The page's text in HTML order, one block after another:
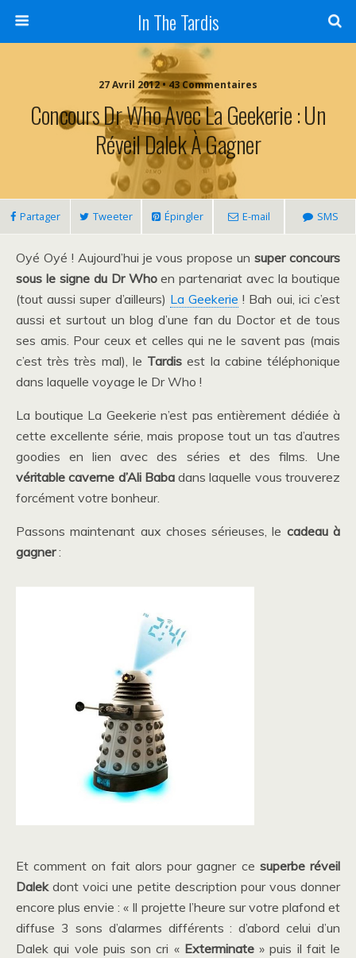
In The Tardis
27 Avril 2012 • 43 Commentaires
Concours Dr Who Avec La Geekerie : Un
Réveil Dalek À Gagner
Partager Tweeter Épingler E-mail SMS
Oyé Oyé ! Aujourd’hui je vous propose unsuper concours
sous le signe du Dr Whoen partenariat avec la boutique
(tout aussi super d’ailleurs) La Geekerie ! Bah oui, ici c’est
aussi et surtout un blog d’une fan du Doctor et de tous
ses amis. Pour ceux et celles qui ne le savent pas (mais
c’est très très mal), le Tardis est la cabine téléphonique
dans laquelle voyage le Dr Who !
La boutique La Geekerie n’est pas entièrement dédiée à
cette excellente série, mais propose tout un tas d’autres
goodies en lien avec des séries et des films. Une
véritable caverne d’Ali Babadans laquelle vous trouverez
forcément votre bonheur.
Passons maintenant aux choses sérieuses, le cadeau à
gagner:
Et comment on fait alors pour gagner ce superbe réveil
Dalekdont voici une petite description pour vous donner
encore plus envie : « Il projette l’heure sur votre plafond et
diffuse 3 sons d’alarmes différents : d’abord celui d’un
Dalek qui vole puis son cri « Exterminate» puis il fait le